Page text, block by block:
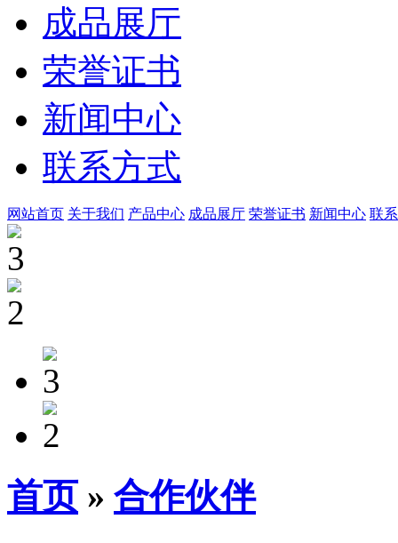
成品展厅
荣誉证书
新闻中心
联系方式
网站首页 关于我们 产品中心 成品展厅 荣誉证书 新闻中心 联
首页» 合作伙伴